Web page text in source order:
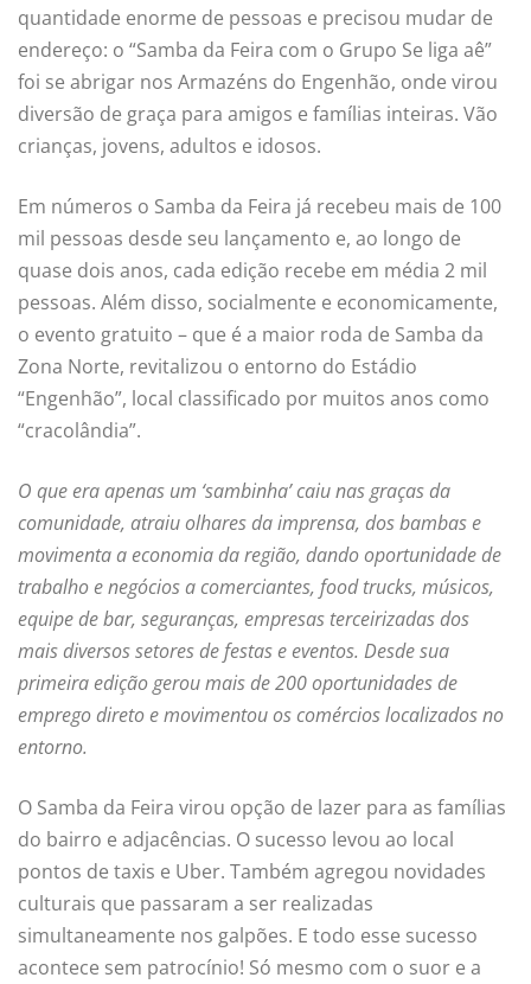
quantidade enorme de pessoas e precisou mudar de
endereço: o “Samba da Feira com o Grupo Se liga aê”
foi se abrigar nos Armazéns do Engenhão, onde virou
diversão de graça para amigos e famílias inteiras. Vão
crianças, jovens, adultos e idosos.
Em números o Samba da Feira já recebeu mais de 100
mil pessoas desde seu lançamento e, ao longo de
quase dois anos, cada edição recebe em média 2 mil
pessoas. Além disso, socialmente e economicamente,
o evento gratuito – que é a maior roda de Samba da
Zona Norte, revitalizou o entorno do Estádio
“Engenhão”, local classificado por muitos anos como
“cracolândia”.
O que era apenas um ‘sambinha’ caiu nas graças da
comunidade, atraiu olhares da imprensa, dos bambas e
movimenta a economia da região, dando oportunidade de
trabalho e negócios a comerciantes, food trucks, músicos,
equipe de bar, seguranças, empresas terceirizadas dos
mais diversos setores de festas e eventos. Desde sua
primeira edição gerou mais de 200 oportunidades de
emprego direto e movimentou os comércios localizados no
entorno.
O Samba da Feira virou opção de lazer para as famílias
do bairro e adjacências. O sucesso levou ao local
pontos de taxis e Uber. Também agregou novidades
culturais que passaram a ser realizadas
simultaneamente nos galpões. E todo esse sucesso
acontece sem patrocínio! Só mesmo com o suor e a